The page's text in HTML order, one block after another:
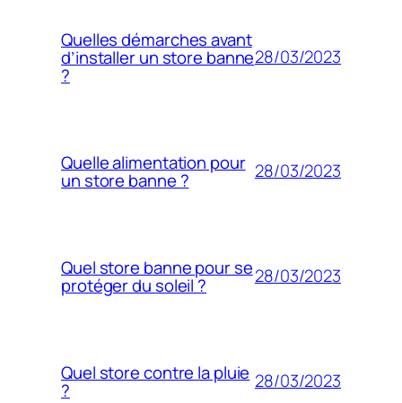
Quelles démarches avant
d’installer un store banne
?
28/03/2023
Quelle alimentation pour
un store banne ? 28/03/2023
Quel store banne pour se
protéger du soleil ? 28/03/2023
Quel store contre la pluie
? 28/03/2023